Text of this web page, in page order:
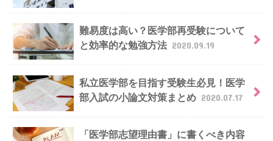
難易度は高い？医学部再受験について
と効率的な勉強方法 2020.09.19
私立医学部を目指す受験生必見！医学
部入試の小論文対策まとめ 2020.07.17
「医学部志望理由書」に書くべき内容